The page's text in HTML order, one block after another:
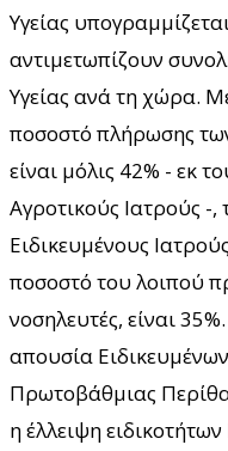
Υγείας
αντιμετωπίζουν
Υγείας ανά τη χώρα.
ποσοστό πλήρωσης
είναι μόλις 42% - εκ
Αγροτικούς Ιατρούς -
Ειδικευμένους
ποσοστό του λοιπού
νοσηλευτές, είναι
απουσία
Πρωτοβάθμιας
η έλλειψη